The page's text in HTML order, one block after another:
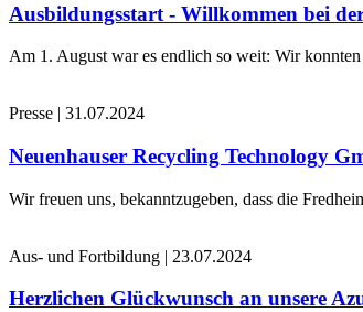
Ausbildungsstart - Willkommen bei
Am 1. August war es endlich so weit: Wir
Presse | 31.07.2024
Neuenhauser Recycling Technology
Wir freuen uns, bekanntzugeben, dass die
Aus- und Fortbildung | 23.07.2024
Herzlichen Glückwunsch an unsere